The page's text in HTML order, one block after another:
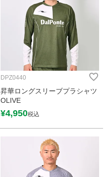
DPZ0440
昇華ロングスリーブプラシャツ
OLIVE
¥4,950税込